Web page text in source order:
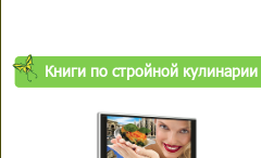
Книги по стройной кулинарии